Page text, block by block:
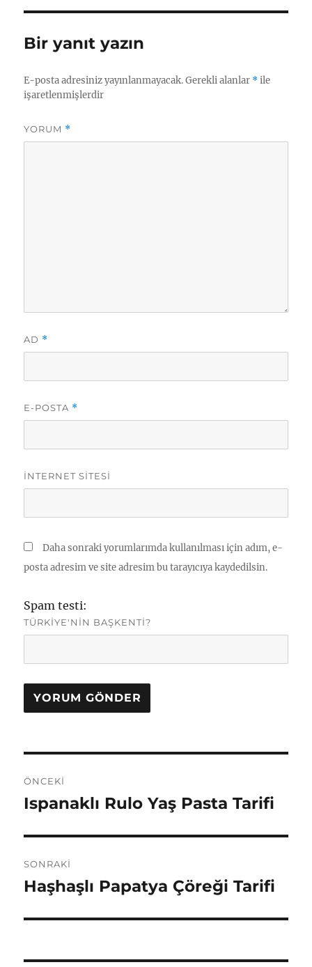
Bir yanıt yazın
E-posta adresiniz yayınlanmayacak. Gerekli alanlar *ile
işaretlenmişlerdir
YORUM *
AD *
E-POSTA *
İNTERNET SITESI
Daha sonraki yorumlarımda kullanılması için adım, e-
posta adresim ve site adresim bu tarayıcıya kaydedilsin.
Spam testi:
TÜRKIYE'NIN BAŞKENTI?
gezinmesi
ÖNCEKI
Önceki
Ispanaklı Rulo Yaş Pasta Tarifi
SONRAKI
Sonraki
Haşhaşlı Papatya Çöreği Tarifi